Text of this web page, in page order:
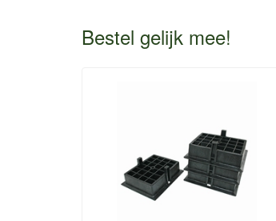
Bestel gelijk mee!